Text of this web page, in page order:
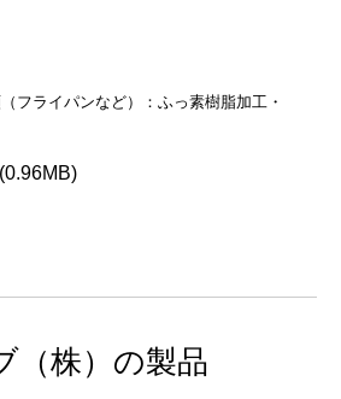
フライパンなど）：ふっ素樹脂加工・
（株）の製品